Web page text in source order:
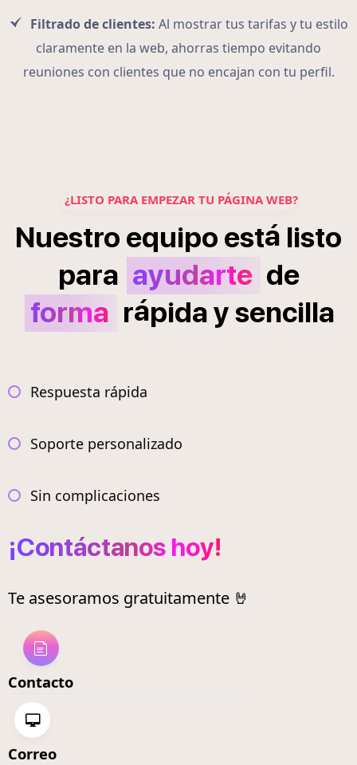
Filtrado de clientes: Al mostrar tus tarifas y tu estilo
claramente en la web, ahorras tiempo evitando
reuniones con clientes que no encajan con tu perfil.
¿LISTO PARA EMPEZAR TU PÁGINA WEB?
Nuestro equipo está listo
para ayudarte de
forma rápidaysencilla
Respuesta rápida
Soporte personalizado
Sin complicaciones
¡Contáctanos hoy!
Te asesoramos gratuitamente 🤘
Contacto
Correo